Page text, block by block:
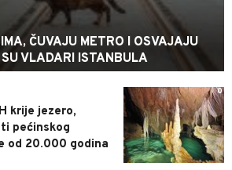
ČUVAJU METRO I OSVAJAJU
VLADARI ISTANBULA
0
krije jezero,
pećinskog
od 20.000 godina